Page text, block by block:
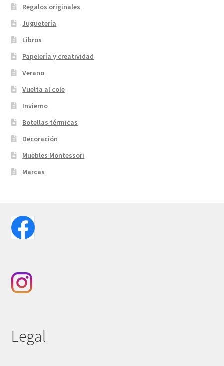
Regalos originales
Juguetería
Libros
Papelería y creatividad
Verano
Vuelta al cole
Invierno
Botellas térmicas
Decoración
Muebles Montessori
Marcas
Legal